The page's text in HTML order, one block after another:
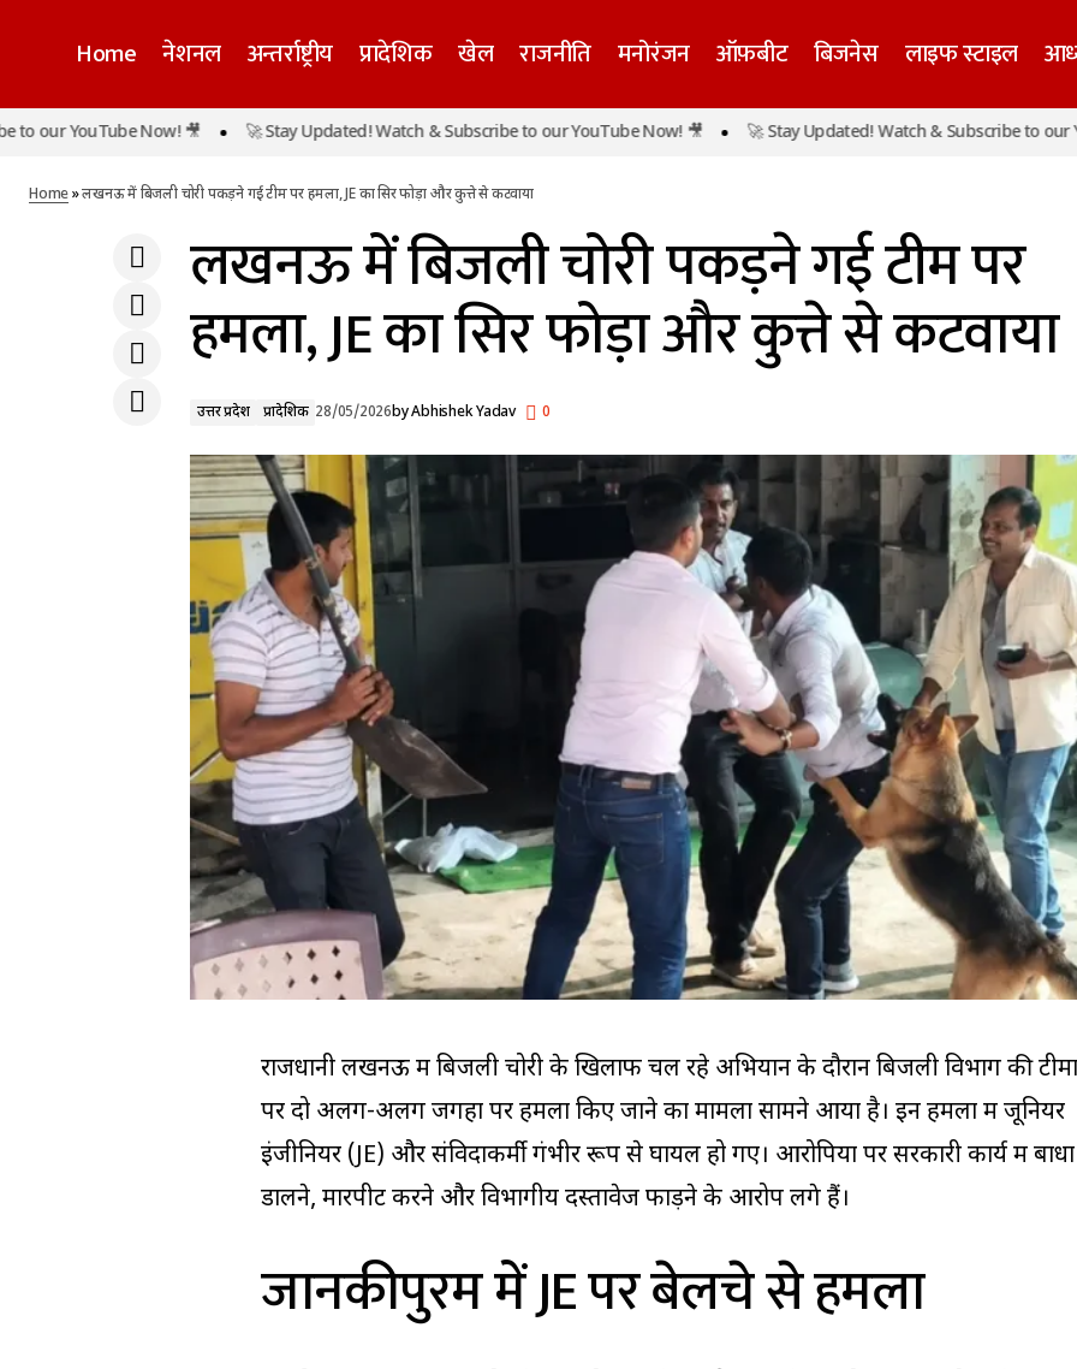
Home नेशनल अन्तर्राष्ट्रीय प्रादेशिक खेल राजनीति मनोरंजन ऑफ़बीट बिजनेस लाइफ स्टाइल
सिद्धारमैया के पैर छूकर आशीर्वाद लेने पहुंचे डीके
उत्तर प्रदेश
लखनऊ में बिजली चोरी पकड़ने गई टीम पर हमला, JE का सिर
YouTube Now! 🎥 🚀 Stay Updated! Watch & Subscribe to our YouTube Now! 🎥 🚀 Stay Updated! Watch & Subscribe to our
Home»लखनऊ में बिजली चोरी पकड़ने गई टीम पर हमला, JE का सिर फोड़ा और कुत्ते से कटवाया
लखनऊ में बिजली चोरी पकड़ने गई टीम पर
हमला, JE का सिर फोड़ा और कुत्ते से कटवाया
उत्तर प्रदेश प्रादेशिक 28/05/2026byAbhishek Yadav 0
राजधानी लखनऊ में बिजली चोरी के खिलाफ चल रहे अभियान के दौरान बिजली विभाग की टीमों
पर दो अलग-अलग जगहों पर हमला किए जाने का मामला सामने आया है। इन हमलों में जूनियर
इंजीनियर (JE) और संविदाकर्मी गंभीर रूप से घायल हो गए। आरोपियों पर सरकारी कार्य में बाधा
डालने, मारपीट करने और विभागीय दस्तावेज फाड़ने के आरोप लगे हैं।
जानकीपुरम में JE पर बेलचे से हमला